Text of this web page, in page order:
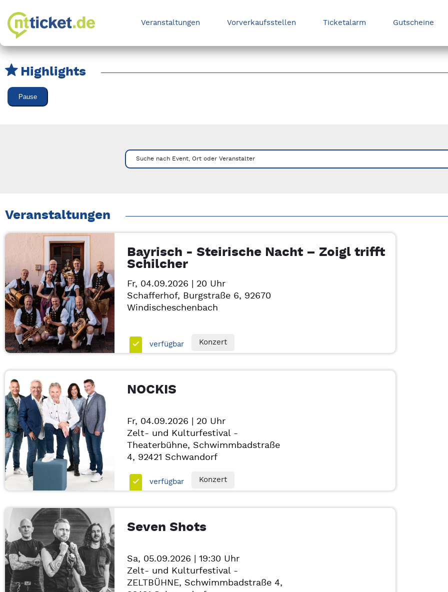
Veranstaltungen Vorverkaufsstellen Ticketalarm Gutscheine
Highlights
Karussell Veranstaltungen überspringen
Pause
Suche nach Event, Ort oder Veranstalter
Veranstaltungen
Bayrisch - Steirische Nacht – Zoigl trifft
Schilcher
Fr, 04.09.2026 | 20 Uhr
Schafferhof, Burgstraße 6, 92670
Windischeschenbach
verfügbar Konzert
NOCKIS
Fr, 04.09.2026 | 20 Uhr
Zelt- und Kulturfestival -
Theaterbühne, Schwimmbadstraße
4, 92421 Schwandorf
verfügbar Konzert
Seven Shots
Sa, 05.09.2026 | 19:30 Uhr
Zelt- und Kulturfestival -
ZELTBÜHNE, Schwimmbadstraße 4,